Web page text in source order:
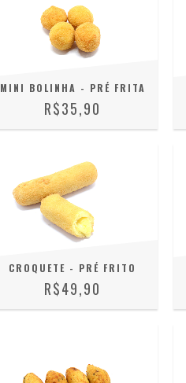
MINI BOLINHA - PRÉ FRITA
R$35,90
CROQUETE - PRÉ FRITO
R$49,90